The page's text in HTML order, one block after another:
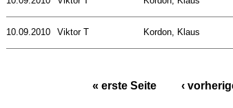
10.09.2010 Viktor T Kordon, Klaus
« erste Seite ‹